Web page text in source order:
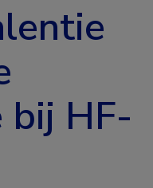
bij HF-